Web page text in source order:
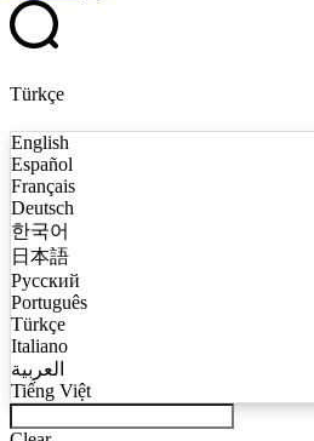
Türkçe
English
Español
Français
Deutsch
한국어
日本語
Русский
Português
Türkçe
Italiano
العربية
Tiếng Việt